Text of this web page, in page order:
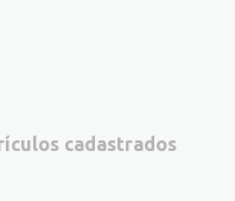
cadastrados